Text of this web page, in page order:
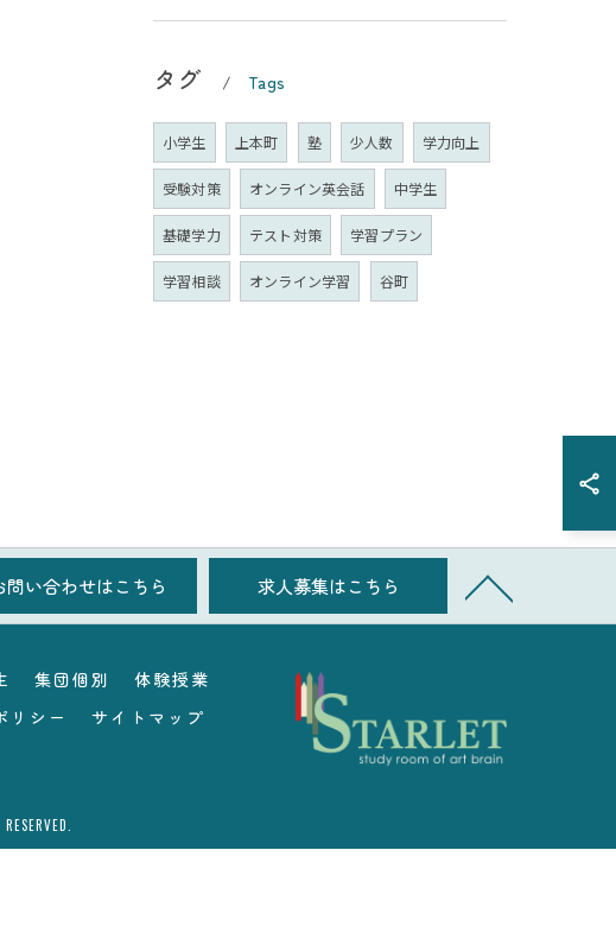
タグ Tags
小学生 上本町 塾 少人数 学力向上
受験対策 オンライン英会話 中学生
基礎学力 テスト対策 学習プラン
学習相談 オンライン学習 谷町
問い合わせはこちら 求人募集はこちら
集団個別
体験授業
リシー サイトマップ